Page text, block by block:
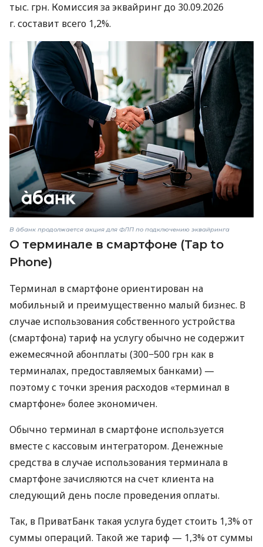
тыс. грн. Комиссия за эквайринг до 30.09.2026
г. составит всего 1,2%.
В àбанк продолжается акция для ФЛП по подключению эквайринга
О терминале в смартфоне (Tap to
Phone)
Терминал в смартфоне ориентирован на
мобильный и преимущественно малый бизнес. В
случае использования собственного устройства
(смартфона) тариф на услугу обычно не содержит
ежемесячной абонплаты (300−500 грн как в
терминалах, предоставляемых банками) —
поэтому с точки зрения расходов «терминал в
смартфоне» более экономичен.
Обычно терминал в смартфоне используется
вместе с кассовым интегратором. Денежные
средства в случае использования терминала в
смартфоне зачисляются на счет клиента на
следующий день после проведения оплаты.
Так, в ПриватБанк такая услуга будет стоить 1,3% от
суммы операций. Такой же тариф — 1,3% от суммы